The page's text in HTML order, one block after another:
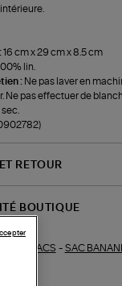
16 cm x 29 cm x 8.5 cm
lin.
: Ne pas laver en
Ne pas effectuer de
RETOUR
BOUTIQUE
SACS - SAC